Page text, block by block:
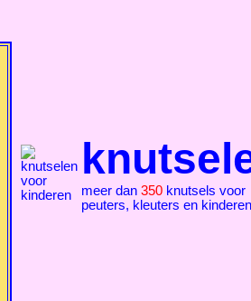
meer dan 350 knutsels voor
peuters, kleuters en kinderen